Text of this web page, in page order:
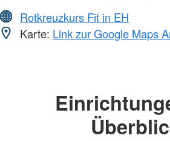
Rotkreuzkurs Fit in EH
Karte: Link zur Google Maps